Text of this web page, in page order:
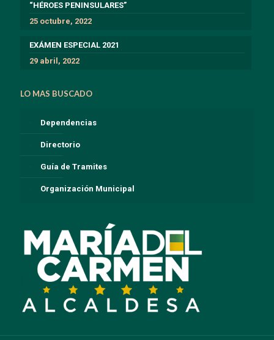
“HÉROES PENINSULARES”
25 octubre, 2022
EXÁMEN ESPECIAL 2021
29 abril, 2022
LO MAS BUSCADO
Dependencias
Directorio
Guía de Tramites
Organización Municipal